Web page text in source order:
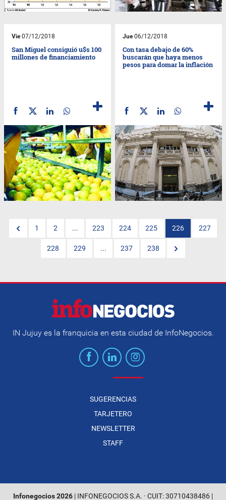
Vie07/12/2018
San Miguel consiguió u$s 100
millones de financiamiento
Jue06/12/2018
Con tasa debajo de 60%
buscarán que haya menos
pesos para domar la inflación
1 2 ... 223 224 225 226 227
228 229 ... 237 238
IN Jujuy es la franquicia en esta ciudad de InfoNegocios.
SUGERENCIAS
TARJETERO
NEWSLETTER
STAFF
Infonegocios 2026 | INFONEGOCIOS S.A. · CUIT: 30710438486 |